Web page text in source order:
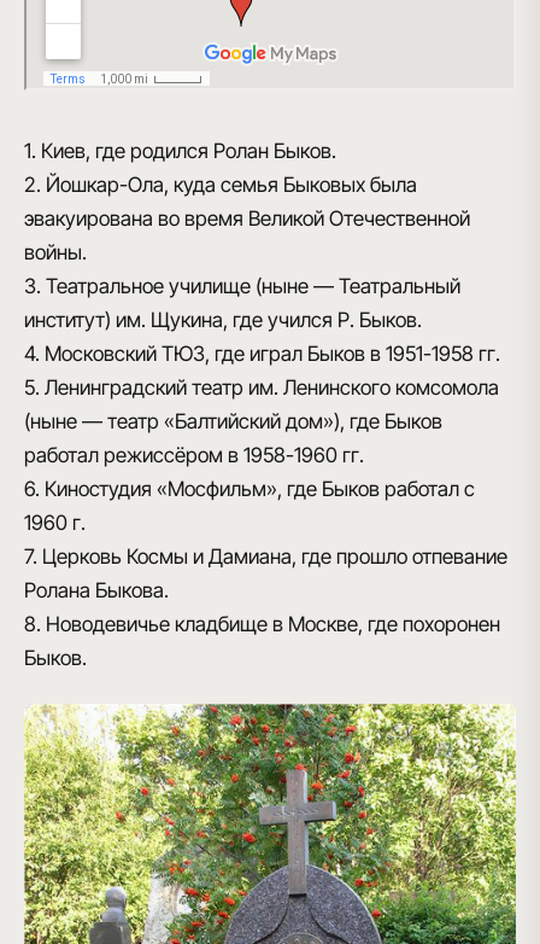
1. Киев, где родился Ролан Быков.
2. Йошкар-Ола, куда семья Быковых была
эвакуирована во время Великой Отечественной
войны.
3. Театральное училище (ныне — Театральный
институт) им. Щукина, где учился Р. Быков.
4. Московский ТЮЗ, где играл Быков в 1951-1958 гг.
5. Ленинградский театр им. Ленинского комсомола
(ныне — театр «Балтийский дом»), где Быков
работал режиссёром в 1958-1960 гг.
6. Киностудия «Мосфильм», где Быков работал с
1960 г.
7. Церковь Космы и Дамиана, где прошло отпевание
Ролана Быкова.
8. Новодевичье кладбище в Москве, где похоронен
Быков.